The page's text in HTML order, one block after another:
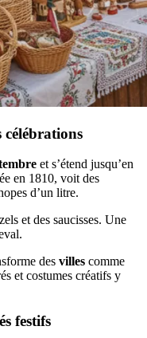
et s’étend jusqu’en
en 1810, voit des
d’un litre.
et des saucisses. Une
des villes comme
et costumes créatifs y
festifs